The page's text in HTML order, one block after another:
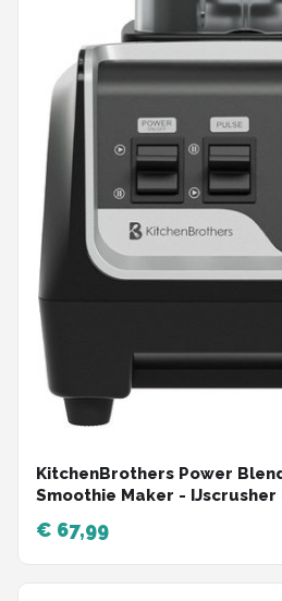
KitchenBrothers Power
Smoothie Maker -
€ 67,99